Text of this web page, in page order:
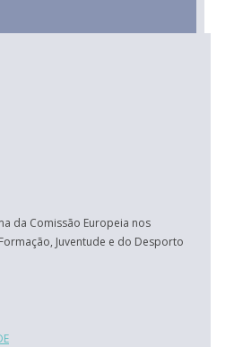
da Comissão Europeia nos
Juventude e do Desporto